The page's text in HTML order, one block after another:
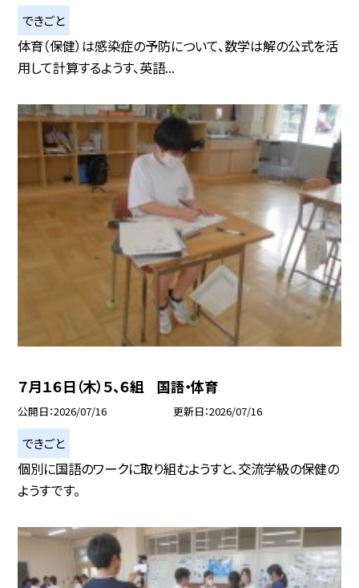
できごと
体育（保健）は感染症の予防について、数学は解の公式を活
用して計算するようす、英語...
７月１６日（木）５、６組 国語・体育
公開日 2026/07/16 更新日 2026/07/16
できごと
個別に国語のワークに取り組むようすと、交流学級の保健の
ようすです。